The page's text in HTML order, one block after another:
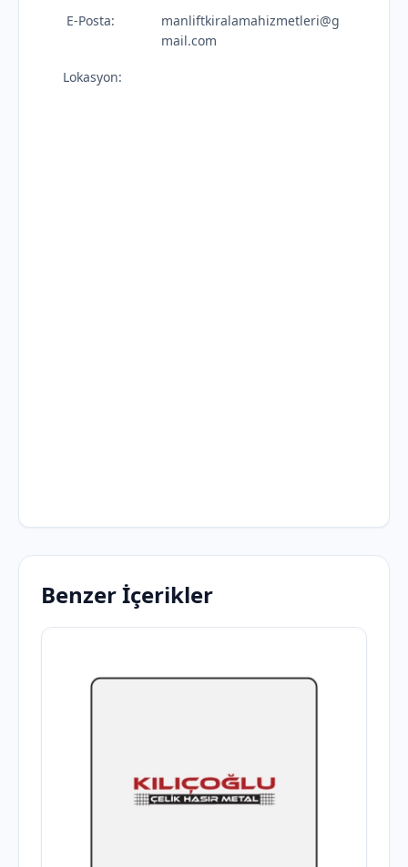
E-Posta:
manliftkiralamahizmetleri@g
mail.com
Lokasyon:
Benzer İçerikler